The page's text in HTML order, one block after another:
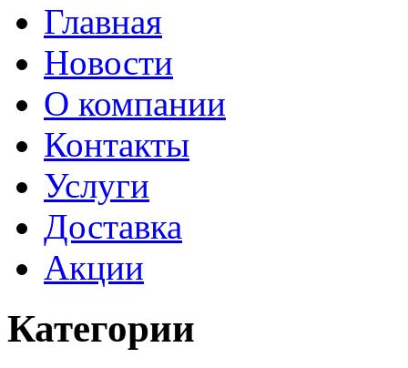
Главная
Новости
О компании
Контакты
Услуги
Доставка
Акции
Категории